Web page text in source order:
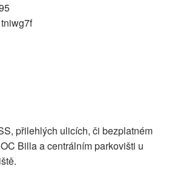
tniwg7f
přilehlých ulicích, či bezplatném
Billa a centrálním parkovišti u